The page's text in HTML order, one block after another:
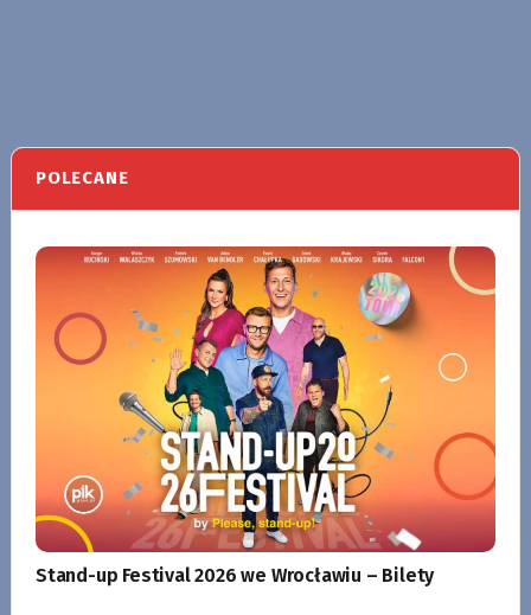
POLECANE
Stand-up Festival 2026 we Wrocławiu – Bilety